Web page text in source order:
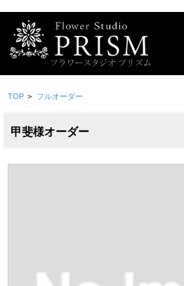
TOP > フルオーダー
甲斐様オーダー